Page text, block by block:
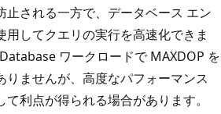
止される一方で、データベース エン
用してクエリの実行を高速化できま
ワークロードで MAXDOP を
りませんが、高度なパフォーマンス
利点が得られる場合があります。